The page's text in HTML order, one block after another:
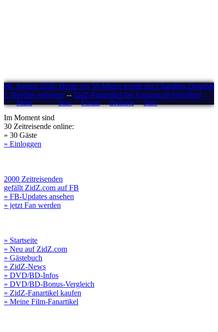
06. August 2026: Heute vor 58 Jahren wurde der Charakter Douglas
J. Needles geboren! -- ZidZ-Fanartikel bei Amazon.de bestellen!
Menü Start Forum Drehorte Stars
Im Moment sind
30 Zeitreisende online:
» 30 Gäste
» Einloggen
2000 Zeitreisenden
gefällt ZidZ.com auf FB
» FB-Updates ansehen
» jetzt Fan werden
» Startseite
» Neu auf ZidZ.com
» Gästebuch
» ZidZ-News
» DVD/BD-Infos
» DVD/BD-Bonus-Vergleich
» ZidZ-Fanartikel kaufen
» Meine Film-Fanartikel